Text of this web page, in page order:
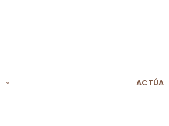
ACTÚA